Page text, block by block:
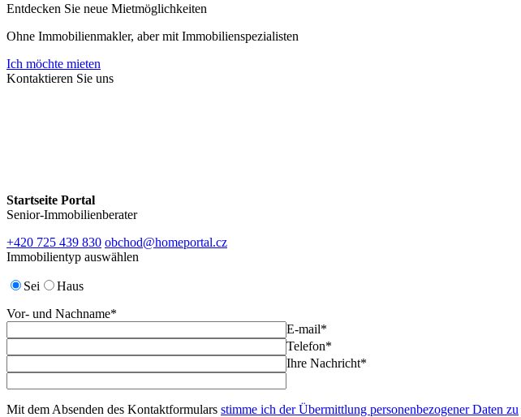
Entdecken Sie neue Mietmöglichkeiten
Ohne Immobilienmakler, aber mit Immobilienspezialisten
Ich möchte mieten
Kontaktieren Sie uns
Startseite Portal
Senior-Immobilienberater
+420 725 439 830 obchod@homeportal.cz
Immobilientyp auswählen
Sei
Haus
Vor- und Nachname*
E-mail*
Telefon*
Ihre Nachricht*
Mit dem Absenden des Kontaktformulars stimme ich der Übermittlung personenbezogener Daten zu